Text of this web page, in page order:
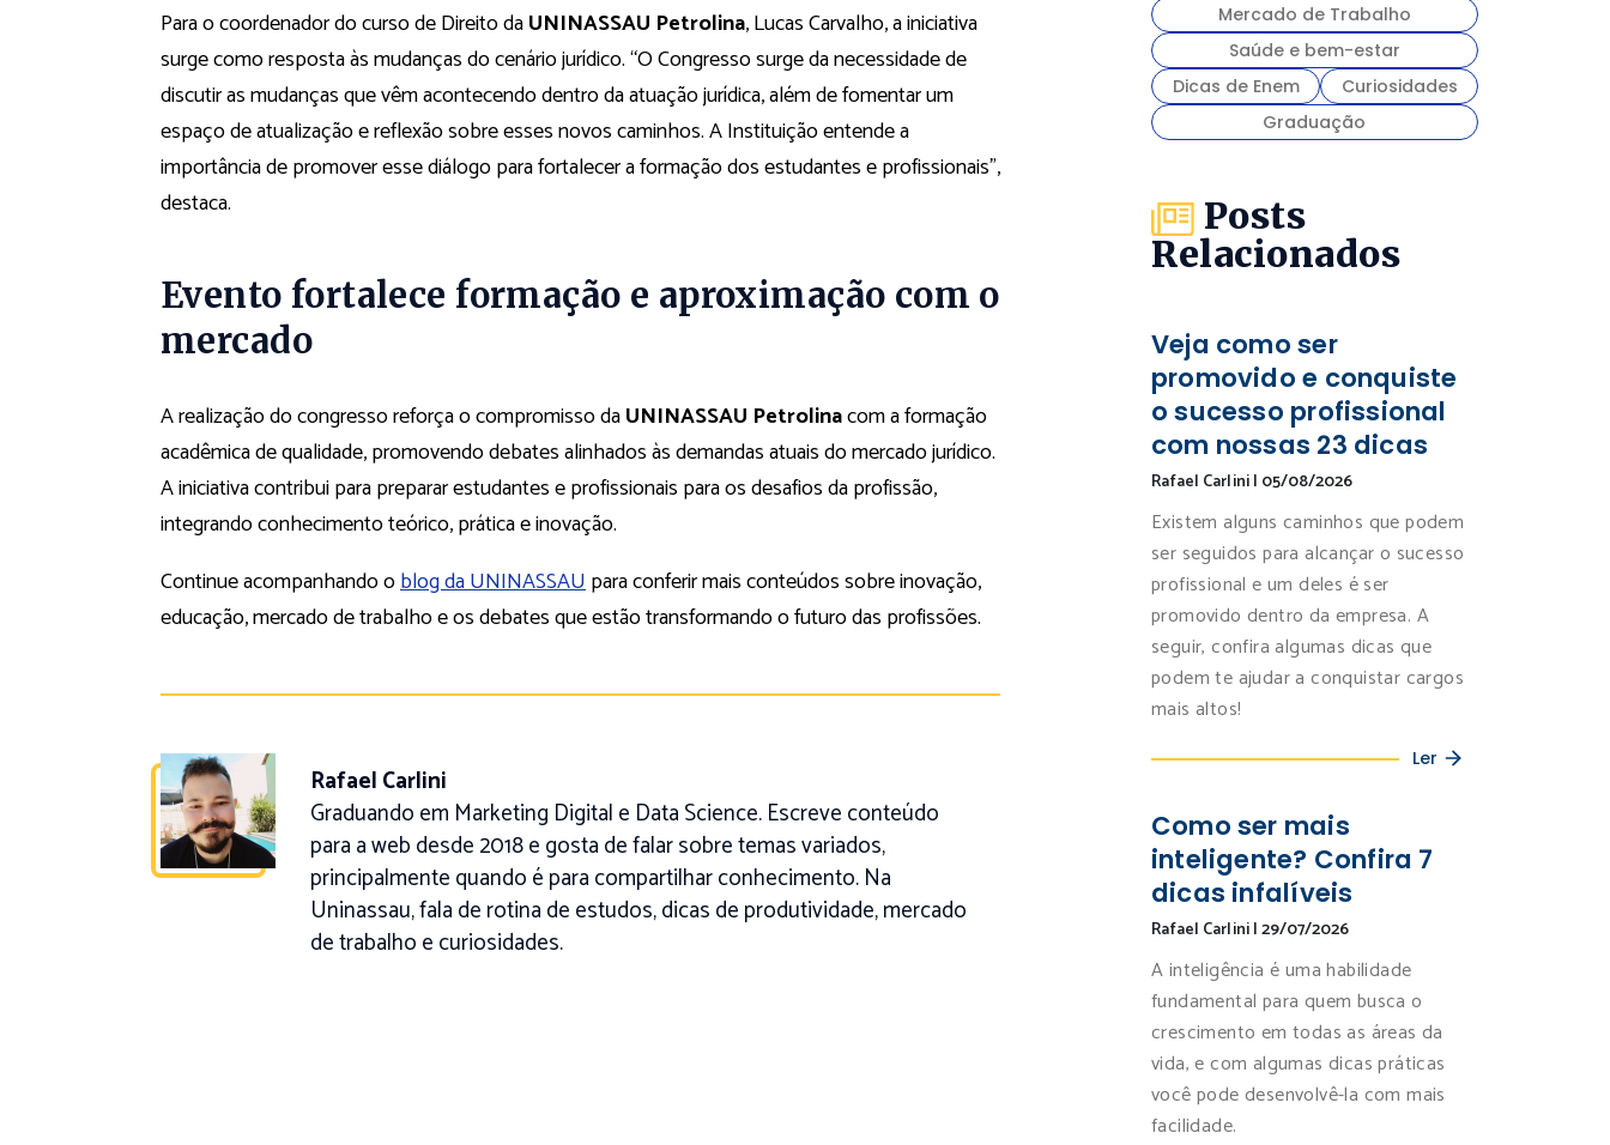
Para o coordenador do curso de Direito daUNINASSAU Petrolina, Lucas Carvalho, a iniciativa
surge como resposta às mudanças do cenário jurídico. “O Congresso surge da necessidade de
discutir as mudanças que vêm acontecendo dentro da atuação jurídica, além de fomentar um
espaço de atualização e reflexão sobre esses novos caminhos. A Instituição entende a
importância de promover esse diálogo para fortalecer a formação dos estudantes e profissionais”,
destaca.
Evento fortalece formação e aproximação com o
mercado
A realização do congresso reforça o compromisso daUNINASSAU Petrolinacom a formação
acadêmica de qualidade, promovendo debates alinhados às demandas atuais do mercado jurídico.
A iniciativa contribui para preparar estudantes e profissionais para os desafios da profissão,
integrando conhecimento teórico, prática e inovação.
Continue acompanhando oblog da UNINASSAUpara conferir mais conteúdos sobre inovação,
educação, mercado de trabalho e os debates que estão transformando o futuro das profissões.
Rafael Carlini
Graduando em Marketing Digital e Data Science. Escreve conteúdo
para a web desde 2018 e gosta de falar sobre temas variados,
principalmente quando é para compartilhar conhecimento. Na
Uninassau, fala de rotina de estudos, dicas de produtividade, mercado
de trabalho e curiosidades.
Mercado de Trabalho
Saúde e bem-estar
Dicas de Enem
Curiosidades
Graduação
Posts
Relacionados
Veja como ser
promovido e conquiste
o sucesso profissional
com nossas 23 dicas
Rafael Carlini| 05/08/2026
Existem alguns caminhos que podem
ser seguidos para alcançar o sucesso
profissional e um deles é ser
promovido dentro da empresa. A
seguir, confira algumas dicas que
podem te ajudar a conquistar cargos
mais altos!
Ler
Como ser mais
inteligente? Confira 7
dicas infalíveis
Rafael Carlini|29/07/2026
A inteligência é uma habilidade
fundamental para quem busca o
crescimento em todas as áreas da
vida, e com algumas dicas práticas
você pode desenvolvê-la com mais
facilidade.